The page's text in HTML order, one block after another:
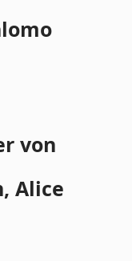
von
Alice